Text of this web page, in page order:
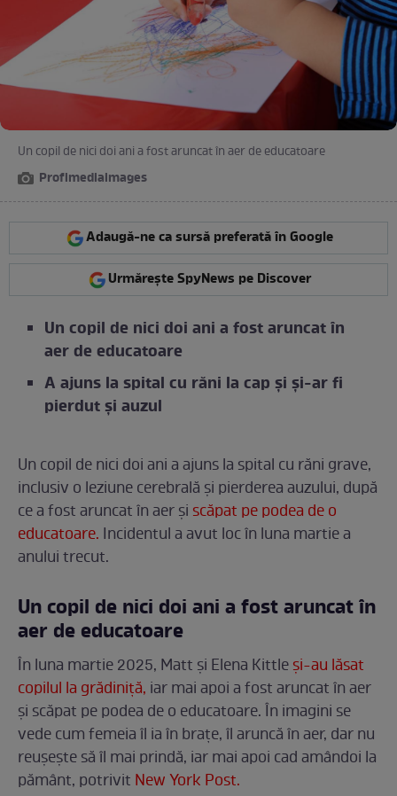
Un copil de nici doi ani a fost aruncat în aer de educatoare
Profimediaimages
Adaugă-ne ca sursă preferată în Google
Urmărește SpyNews pe Discover
Un copil de nici doi ani a fost aruncat în
aer de educatoare
A ajuns la spital cu răni la cap și și-ar fi
pierdut și auzul
Un copil de nici doi ani a ajuns la spital cu răni grave,
inclusiv o leziune cerebrală și pierderea auzului, după
ce a fost aruncat în aer și scăpat pe podea de o
educatoare. Incidentul a avut loc în luna martie a
anului trecut.
Un copil de nici doi ani a fost aruncat în
aer de educatoare
În luna martie 2025, Matt și Elena Kittleși-au lăsat
copilul la grădiniță, iar mai apoi a fost aruncat în aer
și scăpat pe podea de o educatoare. În imagini se
vede cum femeia îl ia în brațe, îl aruncă în aer, dar nu
reușește să îl mai prindă, iar mai apoi cad amândoi la
pământ, potrivit New York Post.